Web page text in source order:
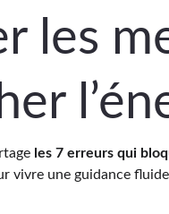
les
les 7 erreurs qui
vivre une guidance